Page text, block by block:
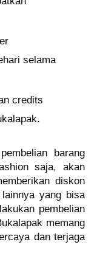
selama
credits
barang
saja, akan
diskon
yang bisa
pembelian
memang
dan terjaga